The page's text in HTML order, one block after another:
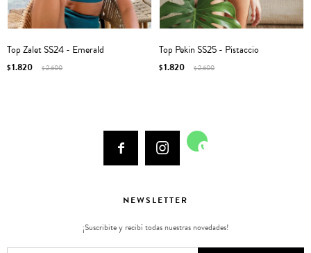
Top Zalet SS24 - Emerald
$1.820 $2.600
Top Pekin SS25 - Pistaccio
$1.820 $2.600
  
NEWSLETTER
¡Suscribite y recibí todas nuestras novedades!